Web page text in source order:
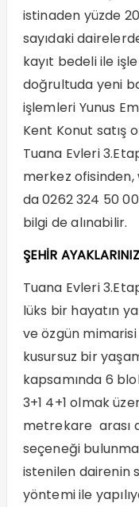
istinaden yüzde
sayıdaki
kayıt bedeli ile
doğrultuda yeni
işlemleri Yunus
Kent Konut satış
Tuana Evleri
merkez ofisinden,
da 0262 324 50
bilgi de alınabilir.
ŞEHİR
Tuana Evleri
lüks bir hayatın
ve özgün
kusursuz bir
kapsamında 6
3+1 4+1 olmak
metrekare arası
seçeneği
istenilen dairenin
yöntemi ile